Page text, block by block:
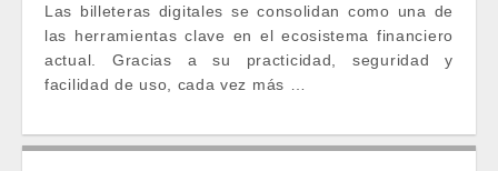
Las billeteras digitales se consolidan como una de
las herramientas clave en el ecosistema financiero
actual. Gracias a su practicidad, seguridad y
facilidad de uso, cada vez más …